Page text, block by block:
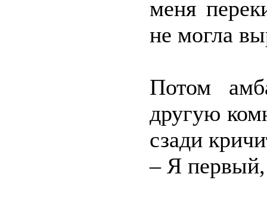
меня
не могла
Потом
другую
сзади
– Я